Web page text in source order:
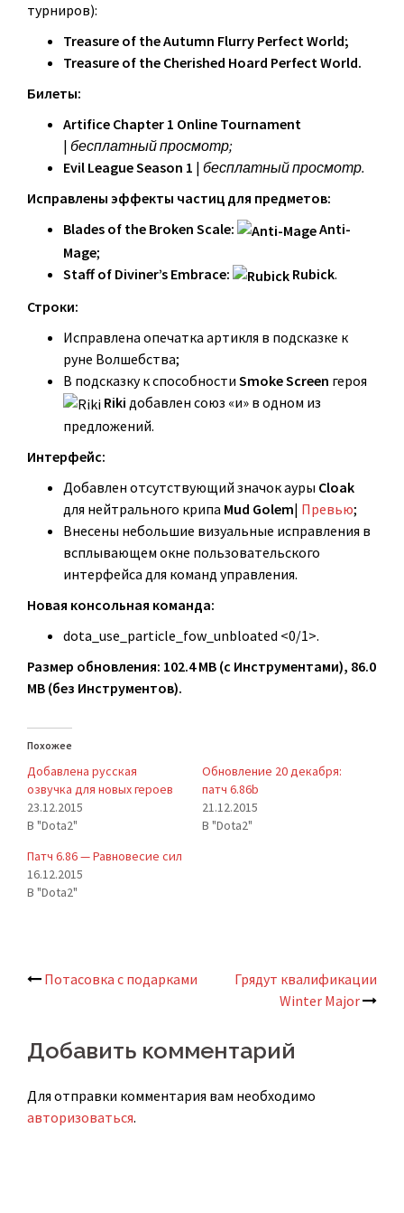
турниров):
Treasure of the Autumn Flurry Perfect World;
Treasure of the Cherished Hoard Perfect World.
Билеты:
Artifice Chapter 1 Online Tournament
| бесплатный просмотр;
Evil League Season 1 | бесплатный просмотр.
Исправлены эффекты частиц для предметов:
Blades of the Broken Scale:
Anti-
Mage;
Staff of Diviner’s Embrace:
Rubick.
Строки:
Исправлена опечатка артикля в подсказке к
руне Волшебства;
В подсказку к способности Smoke Screen героя
Riki добавлен союз «и» в одном из
предложений.
Интерфейс:
Добавлен отсутствующий значок ауры Cloak
для нейтрального крипа Mud Golem| Превью;
Внесены небольшие визуальные исправления в
всплывающем окне пользовательского
интерфейса для команд управления.
Новая консольная команда:
dota_use_particle_fow_unbloated <0/1>.
Размер обновления: 102.4 MB (с Инструментами), 86.0
MB (без Инструментов).
Похожее
Добавлена русская
озвучка для новых героев
23.12.2015
В "Dota2"
Обновление 20 декабря:
патч 6.86b
21.12.2015
В "Dota2"
Патч 6.86 — Равновесие сил
16.12.2015
В "Dota2"
Навигация
по
записям
Потасовка с подарками
Грядут квалификации
Winter Major
Добавить комментарий
Для отправки комментария вам необходимо
авторизоваться.